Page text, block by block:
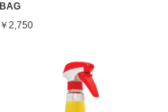
BAG
￥2,750